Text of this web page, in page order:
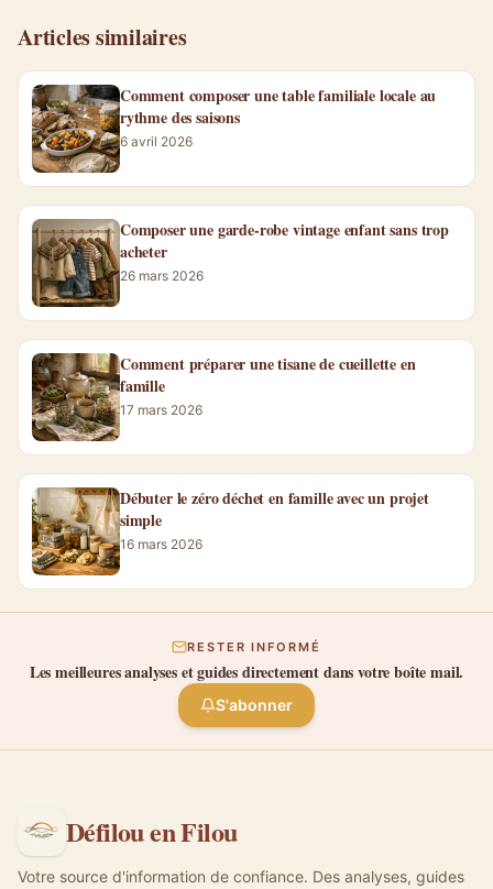
Articles similaires
Comment composer une table familiale locale au
rythme des saisons
6 avril 2026
Composer une garde-robe vintage enfant sans trop
acheter
26 mars 2026
Comment préparer une tisane de cueillette en
famille
17 mars 2026
Débuter le zéro déchet en famille avec un projet
simple
16 mars 2026
RESTER INFORMÉ
Les meilleures analyses et guides directement dans votre boîte mail.
S'abonner
Défilou en Filou
Votre source d'information de confiance. Des analyses, guides